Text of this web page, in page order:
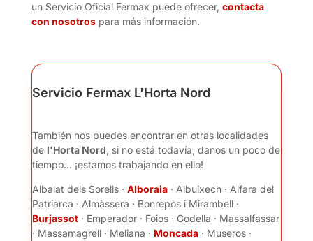
un Servicio Oficial Fermax puede ofrecer, contacta
con nosotros para más información.
Servicio Fermax L'Horta Nord
También nos puedes encontrar en otras localidades
de l'Horta Nord, si no está todavía, danos un poco de
tiempo... ¡estamos trabajando en ello!
Albalat dels Sorells · Alboraia · Albuixech · Alfara del
Patriarca · Almàssera · Bonrepòs i Mirambell ·
Burjassot · Emperador · Foios · Godella · Massalfassar
· Massamagrell · Meliana · Moncada· Museros ·